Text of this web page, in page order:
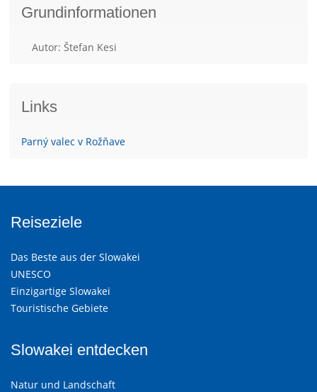
Grundinformationen
Autor: Štefan Kesi
Links
Parný valec v Rožňave
Reiseziele
Das Beste aus der Slowakei
UNESCO
Einzigartige Slowakei
Touristische Gebiete
Slowakei entdecken
Natur und Landschaft